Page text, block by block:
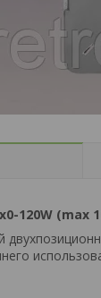
120W (max